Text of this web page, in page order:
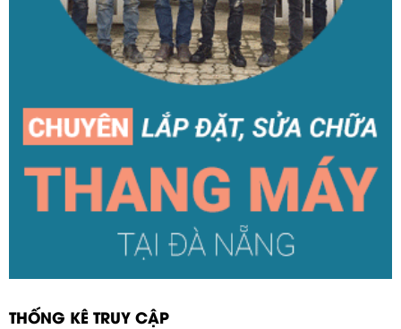
THỐNG KÊ TRUY CẬP